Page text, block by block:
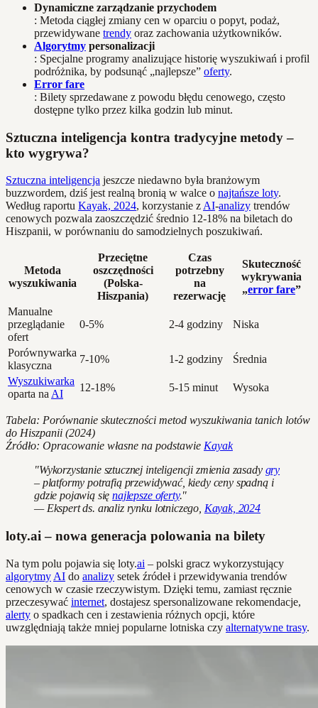
Dynamiczne zarządzanie przychodem
: Metoda ciągłej zmiany cen w oparciu o popyt, podaż,
przewidywane trendy oraz zachowania użytkowników.
Algorytmy personalizacji
: Specjalne programy analizujące historię wyszukiwań i profil
podróżnika, by podsunąć „najlepsze” oferty.
Error fare
: Bilety sprzedawane z powodu błędu cenowego, często
dostępne tylko przez kilka godzin lub minut.
Sztuczna inteligencja kontra tradycyjne metody –
kto wygrywa?
Sztuczna inteligencja jeszcze niedawno była branżowym
buzzwordem, dziś jest realną bronią w walce o najtańsze loty.
Według raportu Kayak, 2024, korzystanie z AI-analizy trendów
cenowych pozwala zaoszczędzić średnio 12-18% na biletach do
Hiszpanii, w porównaniu do samodzielnych poszukiwań.
Metoda
wyszukiwania
Przeciętne
oszczędności
(Polska-
Hiszpania)
Czas
potrzebny
na
rezerwację
Skuteczność
wykrywania
„error fare”
Manualne
przeglądanie
ofert
0-5% 2-4 godziny Niska
Porównywarka
klasyczna
7-10% 1-2 godziny
Średnia
Wyszukiwarka
oparta na AI
12-18% 5-15 minut Wysoka
Tabela: Porównanie skuteczności metod wyszukiwania tanich lotów
do Hiszpanii (2024)
Źródło: Opracowanie własne na podstawie Kayak
"Wykorzystanie sztucznej inteligencji zmienia zasady gry
– platformy potrafią przewidywać, kiedy ceny spadną i
gdzie pojawią sięnajlepsze oferty."
— Ekspert ds. analiz rynku lotniczego, Kayak, 2024
loty.ai – nowa generacja polowania na bilety
Na tym polu pojawia się loty.ai – polski gracz wykorzystujący
algorytmy AI do analizy setek źródeł i przewidywania trendów
cenowych w czasie rzeczywistym. Dzięki temu, zamiast ręcznie
przeczesywać internet, dostajesz spersonalizowane rekomendacje,
alerty o spadkach cen i zestawienia różnych opcji, które
uwzględniają także mniej popularne lotniska czy alternatywne trasy.